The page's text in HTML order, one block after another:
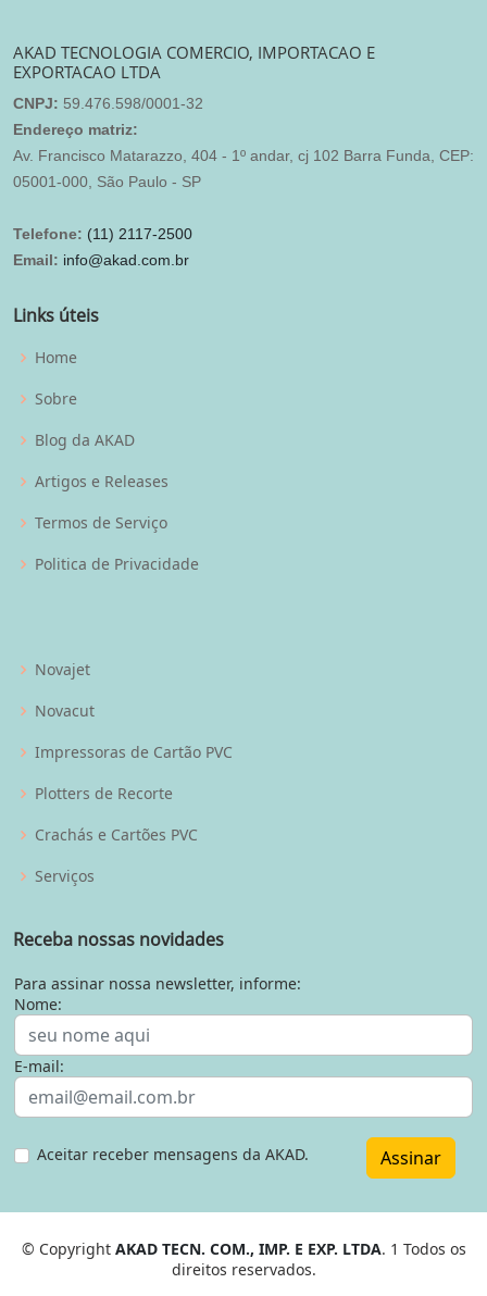
AKAD TECNOLOGIA COMERCIO, IMPORTACAO E
EXPORTACAO LTDA
CNPJ: 59.476.598/0001-32
Endereço matriz:
Av. Francisco Matarazzo, 404 - 1º andar, cj 102 Barra Funda, CEP:
05001-000, São Paulo - SP
Telefone: (11) 2117-2500
Email: info@akad.com.br
Links úteis
Home
Sobre
Blog da AKAD
Artigos e Releases
Termos de Serviço
Politica de Privacidade
Novajet
Novacut
Impressoras de Cartão PVC
Plotters de Recorte
Crachás e Cartões PVC
Serviços
Receba nossas novidades
Para assinar nossa newsletter, informe:
Nome:
E-mail:
Aceitar receber mensagens da AKAD. Assinar
© Copyright AKAD TECN. COM., IMP. E EXP. LTDA. 1 Todos os
direitos reservados.